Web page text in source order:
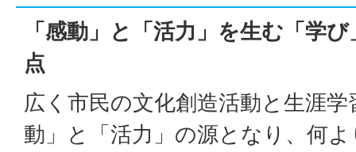
「感動」と「活力」を生む「学
点
広く市民の文化創造活動と生涯
動」と「活力」の源となり、何